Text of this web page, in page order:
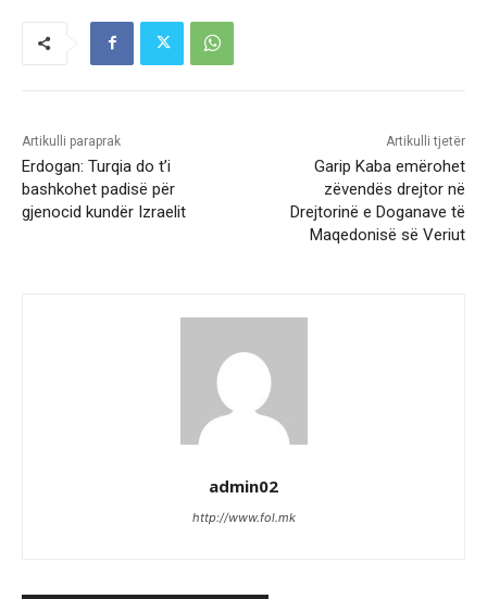
Artikulli paraprak
Erdogan: Turqia do t’i
bashkohet padisë për
gjenocid kundër Izraelit
Artikulli tjetër
Garip Kaba emërohet
zëvendës drejtor në
Drejtorinë e Doganave të
Maqedonisë së Veriut
admin02
http://www.fol.mk